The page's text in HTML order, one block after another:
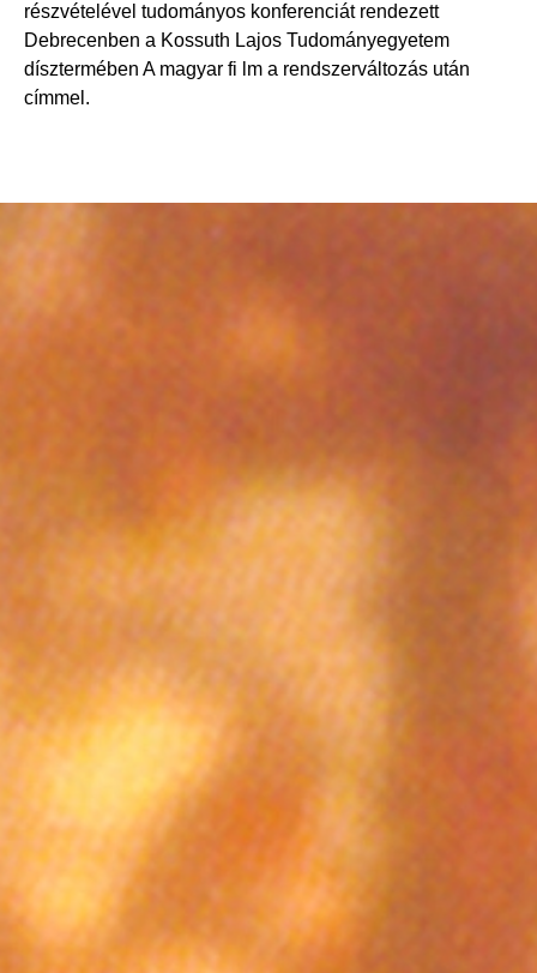
részvételével tudományos konferenciát rendezett
Debrecenben a Kossuth Lajos Tudományegyetem
dísztermében A magyar fi lm a rendszerváltozás után
címmel.